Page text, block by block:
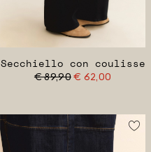
Secchiello con coulisse
€ 89,90€ 62,00